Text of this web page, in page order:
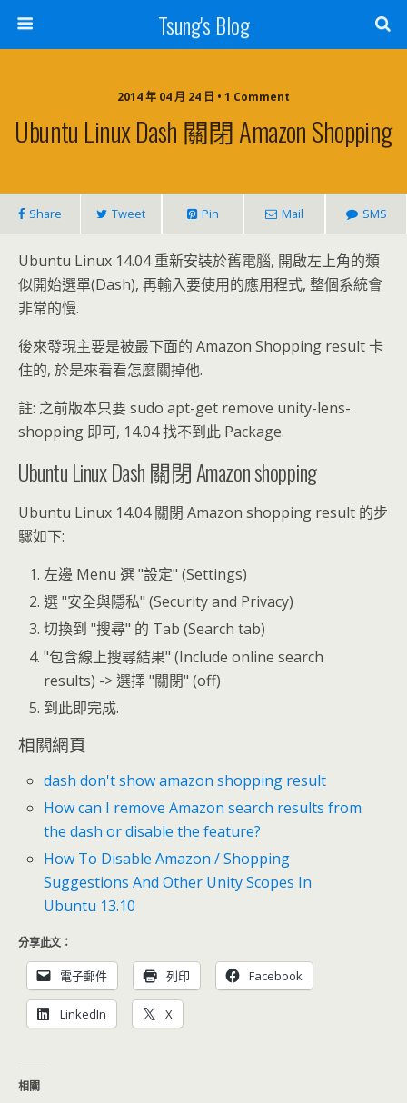
Tsung's Blog
2014 年 04 月 24 日 • 1 Comment
Ubuntu Linux Dash 關閉 Amazon Shopping
Share Tweet Pin Mail SMS
Ubuntu Linux 14.04 重新安裝於舊電腦, 開啟左上角的類
似開始選單(Dash), 再輸入要使用的應用程式, 整個系統會
非常的慢.
後來發現主要是被最下面的 Amazon Shopping result 卡
住的, 於是來看看怎麼關掉他.
註: 之前版本只要 sudo apt-get remove unity-lens-
shopping 即可, 14.04 找不到此 Package.
Ubuntu Linux Dash 關閉 Amazon shopping
Ubuntu Linux 14.04 關閉 Amazon shopping result 的步
驟如下:
左邊 Menu 選 "設定" (Settings)
選 "安全與隱私" (Security and Privacy)
切換到 "搜尋" 的 Tab (Search tab)
"包含線上搜尋結果" (Include online search
results) -> 選擇 "關閉" (off)
到此即完成.
相關網頁
dash don't show amazon shopping result
How can I remove Amazon search results from
the dash or disable the feature?
How To Disable Amazon / Shopping
Suggestions And Other Unity Scopes In
Ubuntu 13.10
分享此文：
電子郵件 列印 Facebook
LinkedIn X
相關